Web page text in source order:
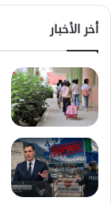
أخر الأخبار